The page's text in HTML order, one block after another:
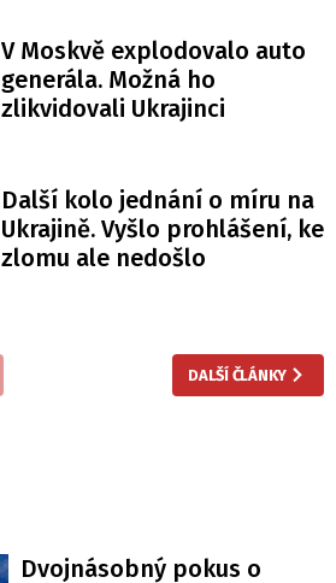
V Moskvě explodovalo auto
generála. Možná ho
zlikvidovali Ukrajinci
Další kolo jednání o míru na
Ukrajině. Vyšlo prohlášení, ke
zlomu ale nedošlo
DALŠÍ ČLÁNKY
Dvojnásobný pokus o